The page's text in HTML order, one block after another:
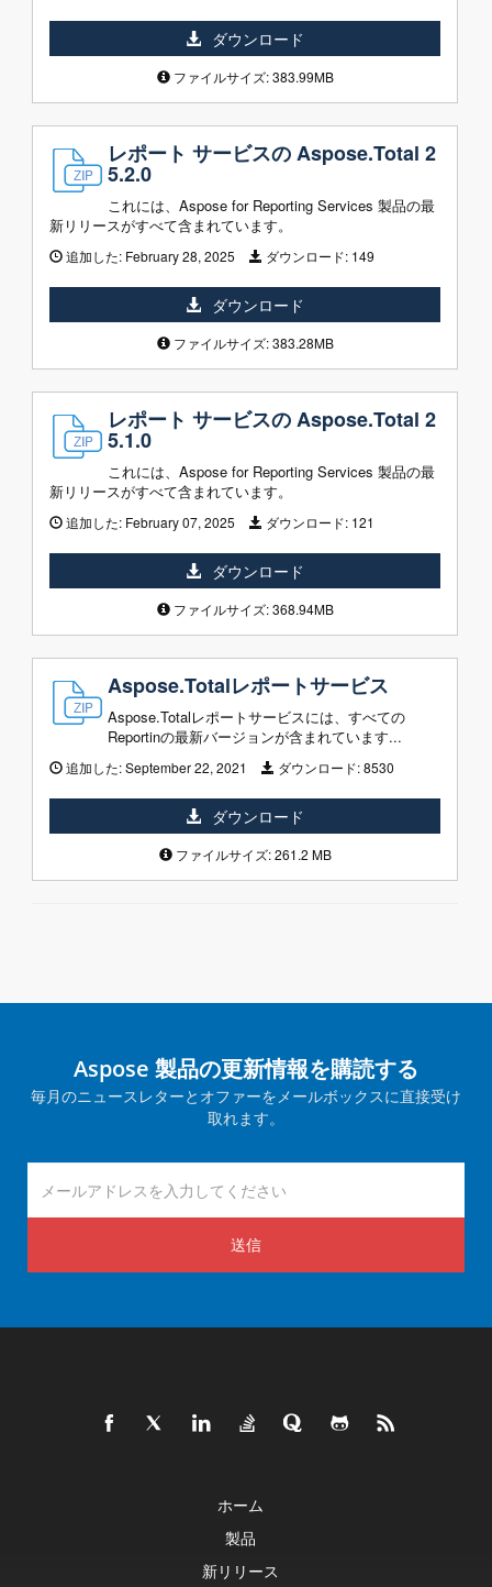
ダウンロード
ファイルサイズ: 383.99MB
レポート サービスの Aspose.Total 2
5.2.0
これには、Aspose for Reporting Services 製品の最
新リリースがすべて含まれています。
追加した: February 28, 2025 ダウンロード: 149
ダウンロード
ファイルサイズ: 383.28MB
レポート サービスの Aspose.Total 2
5.1.0
これには、Aspose for Reporting Services 製品の最
新リリースがすべて含まれています。
追加した: February 07, 2025 ダウンロード: 121
ダウンロード
ファイルサイズ: 368.94MB
Aspose.Totalレポートサービス
Aspose.Totalレポートサービスには、すべての
Reportinの最新バージョンが含まれています...
追加した:September 22, 2021 ダウンロード:8530
ダウンロード
ファイルサイズ: 261.2 MB
Aspose 製品の更新情報を購読する
毎月のニュースレターとオファーをメールボックスに直接受け
取れます。
送信
ホーム
製品
新リリース